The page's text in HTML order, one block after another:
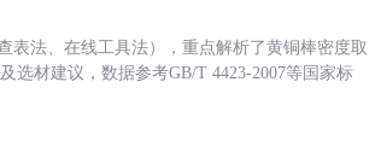
表法、在线工具法），重点解析了黄铜棒密度取
选材建议，数据参考GB/T 4423-2007等国家标